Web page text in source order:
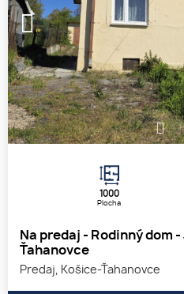
1
1000
Plocha
Na predaj - Rodinný dom
Ťahanovce
Predaj, Košice-Ťahanovce